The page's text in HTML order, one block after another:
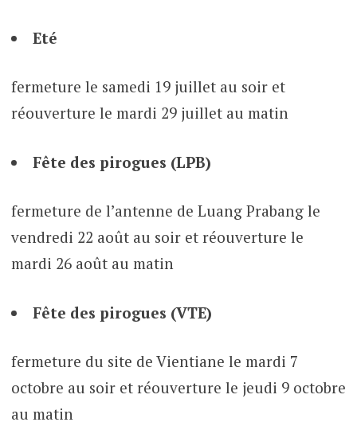
Eté
fermeture le samedi 19 juillet au soir et
réouverture le mardi 29 juillet au matin
Fête des pirogues (LPB)
fermeture de l’antenne de Luang Prabang le
vendredi 22 août au soir et réouverture le
mardi 26 août au matin
Fête des pirogues (VTE)
fermeture du site de Vientiane le mardi 7
octobre au soir et réouverture le jeudi 9 octobre
au matin